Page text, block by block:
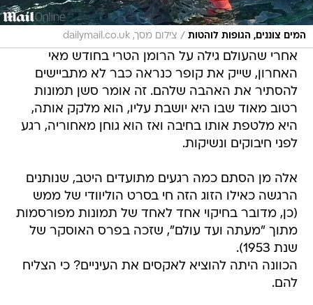
המים צוננים, הגופות לוהטות / צילום מסך, dailymail.co.uk
אחרי שהעולם גילה על הרומן הטרי בחודש מאי
האחרון, שייק את קופר כנראה כבר לא מתביישים
להסתיר את האהבה שלהם. זה אומר סשן תמונות
רטוב מאוד שבו היא יושבת עליו, הוא מלקק אותה,
היא מלטפת אותו בחיבה ואז הוא גוחן מאחוריה, רגע
לפני חיבוקים ונשיקות.
אלה מן הסתם כמה רגעים מתועדים היטב, שנותנים
הרגשה כאילו הזוג הזה חי בסרט הוליוודי של ממש
(כן, מדובר בחיקוי אחד לאחד של תמונות מפורסמות
מתוך "מעתה ועד עולם", שזכה בפרס האוסקר של
שנת 1953).
הכוונה היתה להוציא לאקסים את העיניים? כי הצליח
להם.